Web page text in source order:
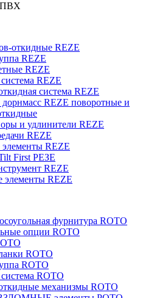
ПВХ
откидные REZE
REZE
REZE
REZE
система REZE
REZE поворотные и
и удлинители REZE
REZE
REZE
First РЕЗЕ
REZE
элементы REZE
фурнитура ROTO
опции ROTO
ROTO
ROTO
ROTO
механизмы ROTO